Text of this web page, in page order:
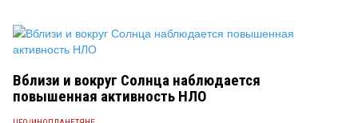
Вблизи и вокруг Солнца наблюдается
повышенная активность НЛО